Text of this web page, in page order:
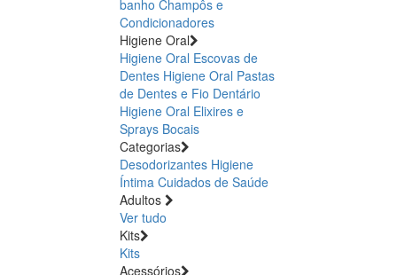
banho Champôs e
Condicionadores
Higiene Oral
Higiene Oral Escovas de
Dentes Higiene Oral Pastas
de Dentes e Fio Dentário
Higiene Oral Elixires e
Sprays Bocais
Categorias
Desodorizantes Higiene
Íntima Cuidados de Saúde
Adultos
Ver tudo
Kits
Kits
Acessórios